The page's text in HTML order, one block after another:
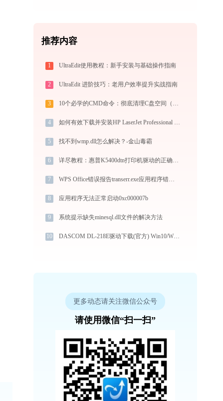
推荐内容
1 UltraEdit使用教程：新手安装与基础操作指南
2 UltraEdit 进阶技巧：老用户效率提升实战指南
3 10个必学的CMD命令：彻底清理C盘空间（2025实战手册）
4 如何有效下载并安装HP LaserJet Professional M1136 MFP打印机驱动？全方位指导手册
5 找不到wmp.dll怎么解决？-金山毒霸
6 详尽教程：惠普K5400dtn打印机驱动的正确下载与安装方式
7 WPS Office错误报告transerr.exe应用程序错误0xc000000d解决方法
8 应用程序无法正常启动0xc000007b
9 系统提示缺失minesql.dll文件的解决方法
10 DASCOM DL-218E驱动下载(官方) Win10/Win11支持
更多动态请关注微信公众号
请使用微信“扫一扫”